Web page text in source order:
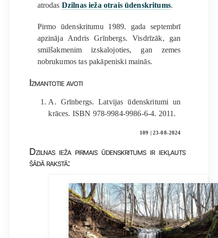
atrodas Dzilnas ieža otrais ūdenskritums.
Pirmo ūdenskritumu 1989. gada septembrī
apzināja Andris Grīnbergs. Visdrīzāk, gan
smilšakmenim izskalojoties, gan zemes
nobrukumos tas pakāpeniski mainās.
Izmantotie avoti
A. Grīnbergs. Latvijas ūdenskritumi un
krāces. ISBN 978-9984-9986-6-4. 2011.
109 | 23-08-2024
Dzilnas ieža pirmais ūdenskritums ir iekļauts
šādā rakstā: